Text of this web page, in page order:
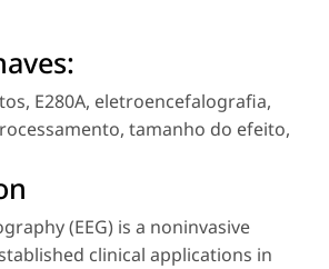
, E280A, eletroencefalografia,
, tamanho do efeito,
(EEG) is a noninvasive
clinical applications in